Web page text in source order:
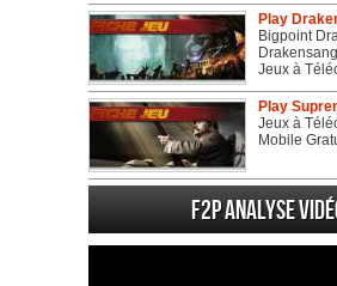
Play
Bigpoint
Jeux à
Play
Jeux à
Mobile
F2P Analyse